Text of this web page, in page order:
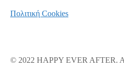
Πολιτική Cookies
© 2022 HAPPY EVER AFTER.